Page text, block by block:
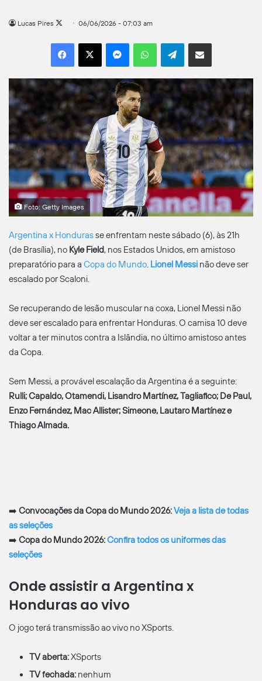
Lucas Pires
Follow
X
06/06/2026 - 07:03 am
Facebook
X MessengerWhatsAppTelegramCompartilhar por e-mail
Foto: Getty Images
Argentina x Hondurasse enfrentam neste sábado (6), às 21h
(de Brasília), no Kyle Field, nos Estados Unidos, em amistoso
preparatório para a Copa do Mundo. Lionel Messi não deve ser
escalado por Scaloni.
Se recuperando de lesão muscular na coxa, Lionel Messi não
deve ser escalado para enfrentar Honduras. O camisa 10 deve
voltar a ter minutos contra a Islândia, no último amistoso antes
da Copa.
Sem Messi, a provável escalação da Argentina é a seguinte:
Rulli; Capaldo, Otamendi, Lisandro Martínez, Tagliafico; De Paul,
Enzo Fernández, Mac Allister; Simeone, Lautaro Martínez e
Thiago Almada.
➡️ Convocações da Copa do Mundo 2026:Veja a lista de todas
as seleções
➡️ Copa do Mundo 2026:Confira todos os uniformes das
seleções
Onde assistir a Argentina x
Honduras ao vivo
O jogo terá transmissão ao vivo no XSports.
TV aberta:XSports
TV fechada: nenhum